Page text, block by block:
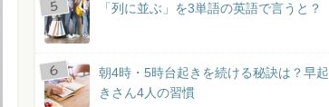
「列に並ぶ」を3単語の英語で言うと？
朝4時・5時台起きを続ける秘訣は？早起
きさん4人の習慣